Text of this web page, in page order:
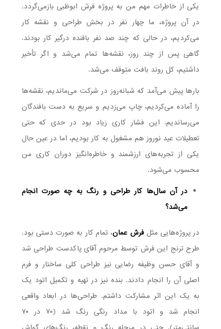
یکی از خاطرات مهم من به پروژه فرش ابوظبی بازمی‌گردد.
در آن پروژه، ما چهار نفر در بخش طراحی و نقشه کار
می‌کردیم، در حالی که چند صد نفر بافنده درگیر کار بودند.
گاهی پس از چند روز، نقشه‌ها تمام می‌شد و اگر تأخیر
داشتیم، کل روند بافت متوقف می‌شد.
بارها پیش می‌آمد که شبانه‌روز در شرکت می‌ماندیم، نقشه‌ها
را آماده می‌کردیم، چاپ می‌زدیم و سریع به دست بافندگان
می‌رساندیم. این فشار کاری زیاد بود در حدی که حتی
تعطیلات عید نوروز هم مشغول به کار بودیم، اما در عین حال
یکی از تجربه‌های ارزشمند و خاطره‌انگیز دوران کاری من
محسوب می‌شود.
در آن سال‌ها کار طراحی و رنگ به چه صورت انجام
می‌شد؟
در پروژه‌هایی مثلفرش عمان، تمام کار به صورت دستی بود.
طرح ترنج این فرش توسط مرحوم آقای پاکدست طراحی شد
و آقای حسن وظیفه رضایی نیز طراحی کلی ساختار و فرم
اصلی آن را انجام دادند. بنده نیز در تهیه و تکمیل اتود یک
به یک این اثر مشارکت داشتم. طراحی‌ها در ابعاد واقعی
انجام شد و اتود با مداد رنگی رنگ شد (۷۰ در ۷۰